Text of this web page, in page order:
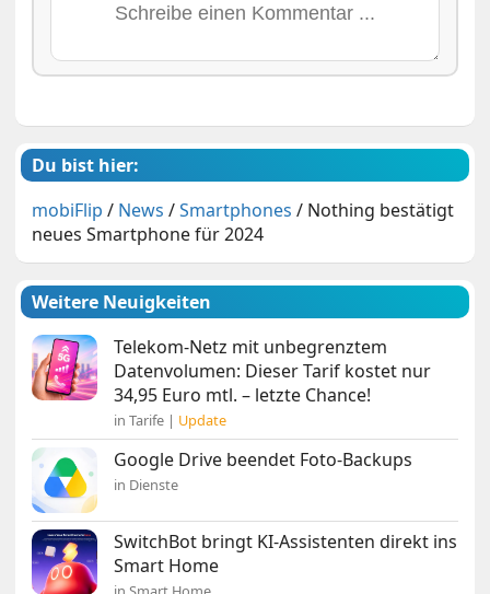
Du bist hier:
mobiFlip / News /Smartphones / Nothing bestätigt
neues Smartphone für 2024
Weitere Neuigkeiten
Telekom-Netz mit unbegrenztem
Datenvolumen: Dieser Tarif kostet nur
34,95 Euro mtl. – letzte Chance!
in Tarife | Update
Google Drive beendet Foto-Backups
in Dienste
SwitchBot bringt KI-Assistenten direkt ins
Smart Home